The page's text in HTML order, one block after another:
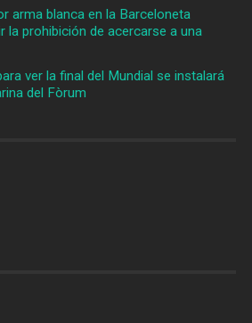
arma blanca en la Barceloneta
la prohibición de acercarse a una
ver la final del Mundial se instalará
del Fòrum